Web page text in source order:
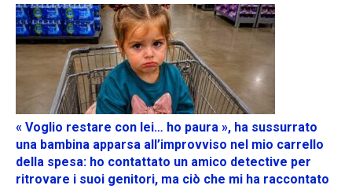
« Voglio restare con lei… ho paura », ha sussurrato
una bambina apparsa all’improvviso nel mio carrello
della spesa: ho contattato un amico detective per
ritrovare i suoi genitori, ma ciò che mi ha raccontato